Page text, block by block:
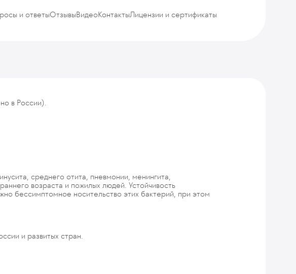
и ответыОтзывыВидеоКонтактыЛицензии и сертификаты
в России).
среднего отита, пневмонии, менингита,
возраста и пожилых людей. Устойчивость
бессимптомное носительство этих бактерий, при этом
и развитых стран.